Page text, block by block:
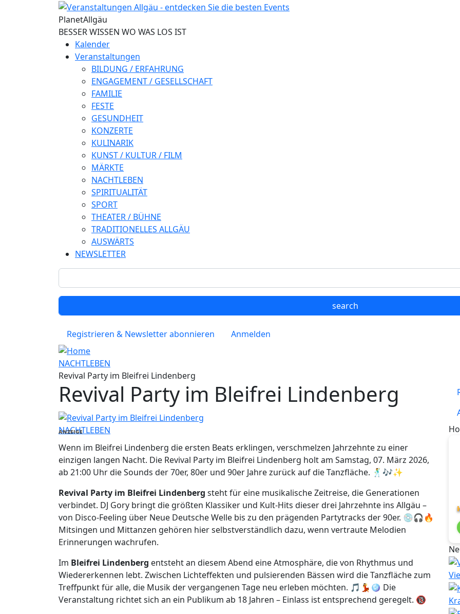
Direkt zum Inhalt
PlanetAllgäu
BESSER WISSEN WO WAS LOS IST
Kalender
Veranstaltungen
BILDUNG / ERFAHRUNG
ENGAGEMENT / GESELLSCHAFT
FAMILIE
FESTE
GESUNDHEIT
KONZERTE
KULINARIK
KUNST / KULTUR / FILM
MÄRKTE
NACHTLEBEN
SPIRITUALITÄT
SPORT
THEATER / BÜHNE
TRADITIONELLES ALLGÄU
AUSWÄRTS
NEWSLETTER
Registrieren & Newsletter abonnieren Anmelden
NACHTLEBEN
Revival Party im Bleifrei Lindenberg
Revival Party im Bleifrei Lindenberg
NACHTLEBEN
ANZEIGE
Wenn im Bleifrei Lindenberg die ersten Beats erklingen, verschmelzen Jahrzehnte zu einer
einzigen langen Nacht. Die Revival Party im Bleifrei Lindenberg holt am Samstag, 07. März 2026,
ab 21:00 Uhr die Sounds der 70er, 80er und 90er Jahre zurück auf die Tanzfläche. 🕺🎶✨
Revival Party im Bleifrei Lindenberg steht für eine musikalische Zeitreise, die Generationen
verbindet. DJ Gory bringt die größten Klassiker und Kult-Hits dieser drei Jahrzehnte ins Allgäu –
von Disco-Feeling über Neue Deutsche Welle bis zu den prägenden Partytracks der 90er. 💿🎧🔥
Mitsingen und Mittanzen gehören hier selbstverständlich dazu, wenn vertraute Melodien
Erinnerungen wachrufen.
Im Bleifrei Lindenberg entsteht an diesem Abend eine Atmosphäre, die von Rhythmus und
Wiedererkennen lebt. Zwischen Lichteffekten und pulsierenden Bässen wird die Tanzfläche zum
Treffpunkt für alle, die Musik der vergangenen Tage neu erleben möchten. 🎵💃🪩 Die
Veranstaltung richtet sich an ein Publikum ab 18 Jahren – Einlass ist entsprechend geregelt. 🔞